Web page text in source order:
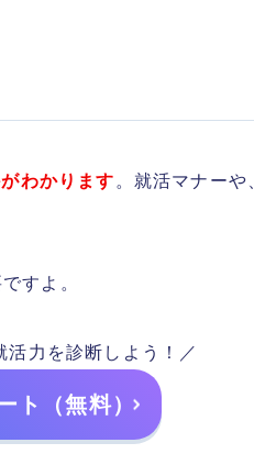
わかります 。就活マナー
すよ。
活力を診断しよう！／
ト（無料）